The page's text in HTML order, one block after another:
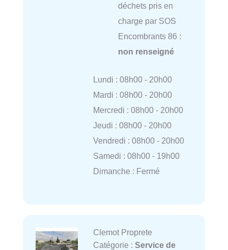
déchets pris en
charge par SOS
Encombrants 86 :
non renseigné
Lundi : 08h00 - 20h00
Mardi : 08h00 - 20h00
Mercredi : 08h00 - 20h00
Jeudi : 08h00 - 20h00
Vendredi : 08h00 - 20h00
Samedi : 08h00 - 19h00
Dimanche : Fermé
Clemot Proprete
Catégorie : Service de